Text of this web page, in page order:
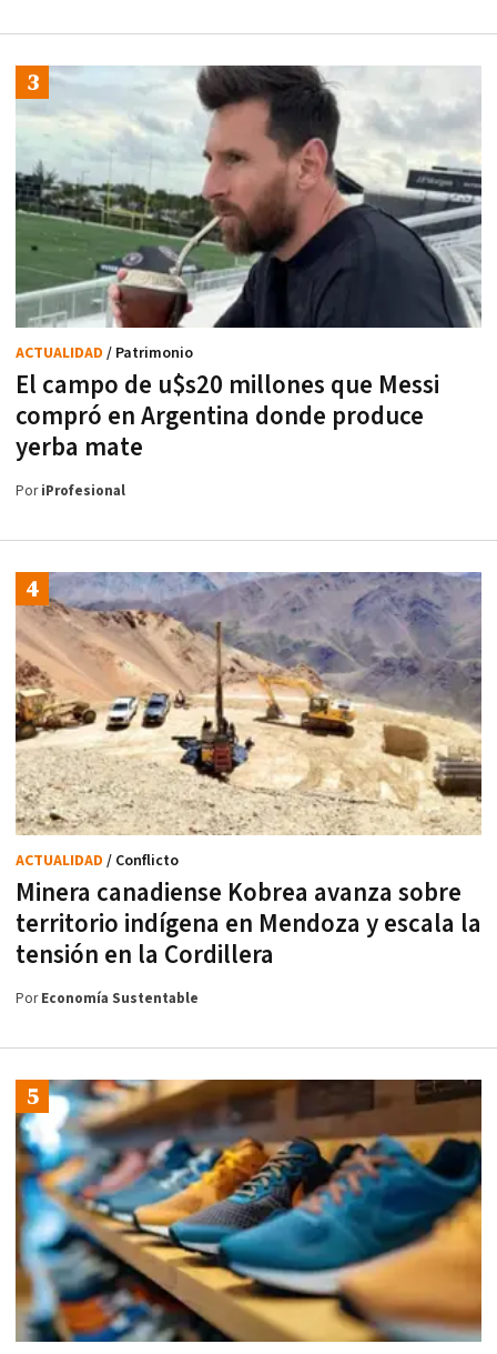
El campo de u$s20 millones que Messi
compró en Argentina donde produce
yerba mate
ACTUALIDAD / Patrimonio
PoriProfesional
Minera canadiense Kobrea avanza sobre
territorio indígena en Mendoza y escala la
tensión en la Cordillera
ACTUALIDAD / Conflicto
PorEconomía Sustentable